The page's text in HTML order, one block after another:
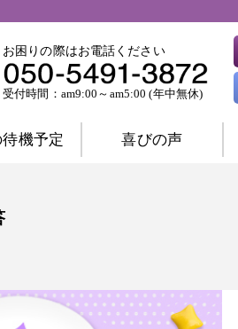
お困りの際はお電話ください
受付時間：am9:00～am5:00 (年中無休)
談
機予定 喜びの声